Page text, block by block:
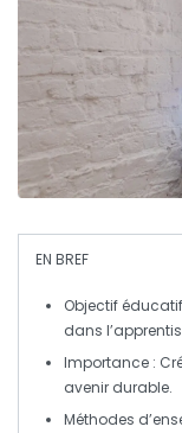
EN BREF
Objectif éducatif
dans
Importance :
avenir durable.
Méthodes